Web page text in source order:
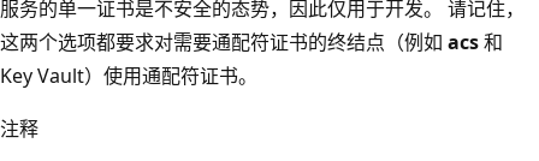
服务的单一证书是不安全的态势，因此仅用于开发。 请记住，
这两个选项都要求对需要通配符证书的终结点（例如 acs和
Key Vault）使用通配符证书。
注释